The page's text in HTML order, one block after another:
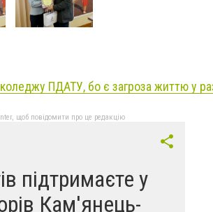
ПДАТУ, бо є загроза життю у
щоб повідомити про це редакцію
підтримаєте у
Кам'янець-